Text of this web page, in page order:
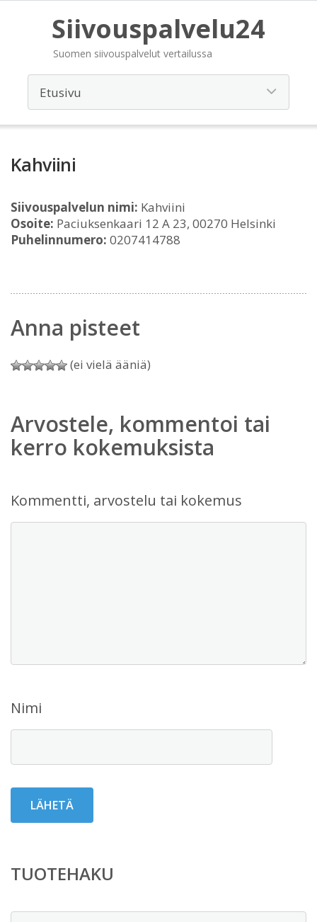
Siivouspalvelu24
Suomen siivouspalvelut vertailussa
Kahviini
Siivouspalvelun nimi: Kahviini
Osoite: Paciuksenkaari 12 A 23, 00270 Helsinki
Puhelinnumero: 0207414788
Anna pisteet
(ei vielä ääniä)
Arvostele, kommentoi tai
kerro kokemuksista
Kommentti, arvostelu tai kokemus
Nimi
TUOTEHAKU